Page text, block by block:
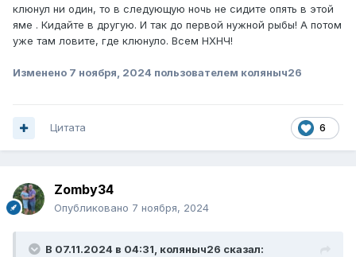
клюнул ни один, то в следующую ночь не сидите опять в этой
яме . Кидайте в другую. И так до первой нужной рыбы! А потом
уже там ловите, где клюнуло. Всем НХНЧ!
Изменено 7 ноября, 2024 пользователем коляныч26
6
Цитата
Zomby34
Опубликовано 7 ноября, 2024
В 07.11.2024 в 04:31, коляныч26 сказал: